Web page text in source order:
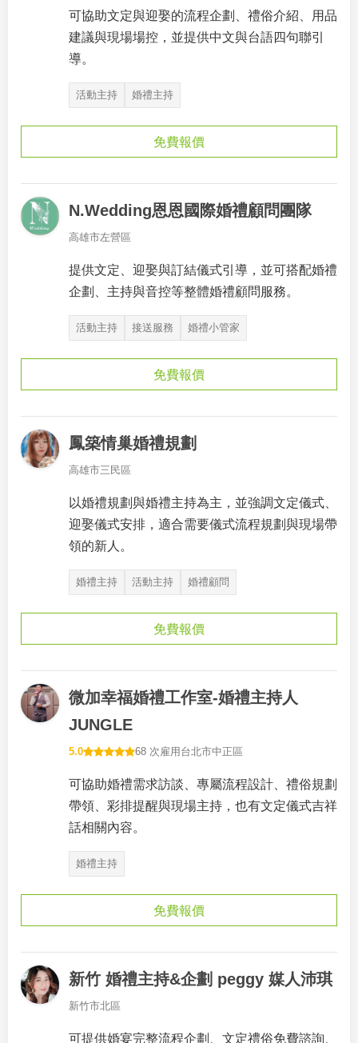
可協助文定與迎娶的流程企劃、禮俗介紹、用品
建議與現場場控，並提供中文與台語四句聯引
導。
活動主持 婚禮主持
免費報價
N.Wedding恩恩國際婚禮顧問團隊
高雄市左營區
提供文定、迎娶與訂結儀式引導，並可搭配婚禮
企劃、主持與音控等整體婚禮顧問服務。
活動主持 接送服務 婚禮小管家
免費報價
鳳築情巢婚禮規劃
高雄市三民區
以婚禮規劃與婚禮主持為主，並強調文定儀式、
迎娶儀式安排，適合需要儀式流程規劃與現場帶
領的新人。
婚禮主持 活動主持 婚禮顧問
免費報價
微加幸福婚禮工作室-婚禮主持人
JUNGLE
5.0 68 次雇用 台北市中正區
可協助婚禮需求訪談、專屬流程設計、禮俗規劃
帶領、彩排提醒與現場主持，也有文定儀式吉祥
話相關內容。
婚禮主持
免費報價
新竹 婚禮主持&企劃 peggy 媒人沛琪
新竹市北區
可提供婚宴完整流程企劃、文定禮俗免費諮詢、